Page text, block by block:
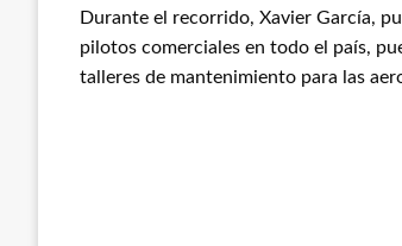
Durante el recorrido, Xavier García,
pilotos comerciales en todo el país,
talleres de mantenimiento para las